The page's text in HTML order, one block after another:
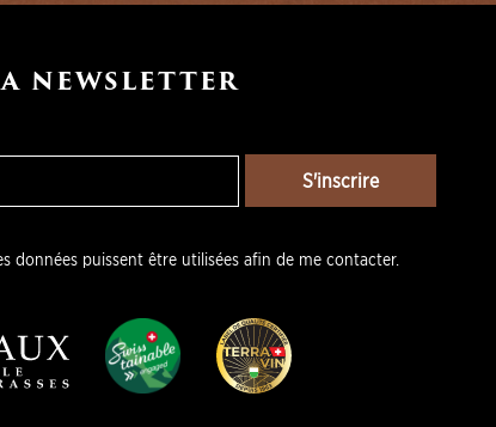
NEWSLETTER
données puissent être utilisées afin de me contacter.
S'inscrire